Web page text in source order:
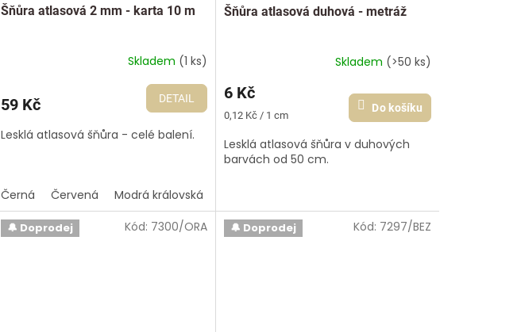
Šňůra atlasová 2 mm - karta 10 m
Skladem (1 ks)
59 Kč DETAIL
Lesklá atlasová šňůra - celé balení.
Černá Červená Modrá královská
Šňůra atlasová duhová - metráž
Skladem (>50 ks)
6 Kč
Měrná
0,12 Kč / 1 cm
Do košíku
Lesklá atlasová šňůra v duhových
barvách od 50 cm.
🔔 Doprodej Kód: 7300/ORA 🔔 Doprodej Kód: 7297/BEZ